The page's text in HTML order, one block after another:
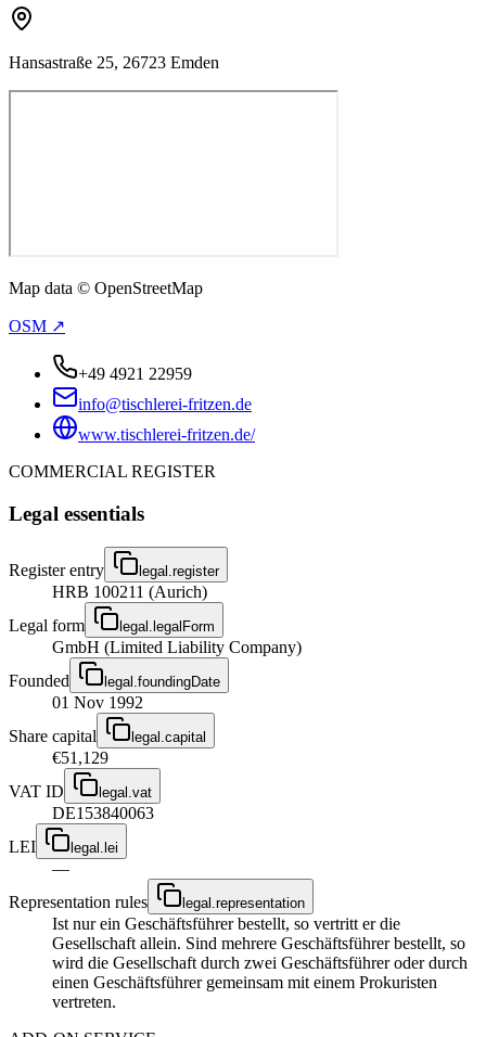
Hansastraße 25, 26723 Emden
Map data © OpenStreetMap
OSM ↗
+49 4921 22959
info@tischlerei-fritzen.de
www.tischlerei-fritzen.de/
COMMERCIAL REGISTER
Legal essentials
Register entry legal.register
HRB 100211 (Aurich)
Legal form
legal.legalForm
GmbH (Limited Liability Company)
Founded
legal.foundingDate
01 Nov 1992
Share capital
legal.capital
€51,129
VAT ID
legal.vat
DE153840063
LEI
legal.lei
—
Representation rules
legal.representation
Ist nur ein Geschäftsführer bestellt, so vertritt er die
Gesellschaft allein. Sind mehrere Geschäftsführer bestellt, so
wird die Gesellschaft durch zwei Geschäftsführer oder durch
einen Geschäftsführer gemeinsam mit einem Prokuristen
vertreten.